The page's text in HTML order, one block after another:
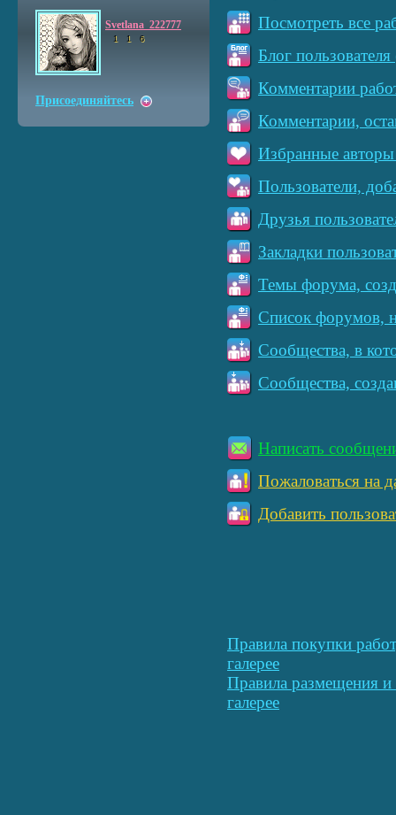
Посмотреть все
Блог
Комментарии
Комментарии,
Избранные авторы
Пользователи,
Друзья
Закладки
Темы форума,
Список форумов,
Сообщества, в
Сообщества,
Написать
Пожаловаться на
Добавить
Правила покупки
галерее
Правила размещения
галерее
Svetlana_222777
1 1 6
Присоединяйтесь